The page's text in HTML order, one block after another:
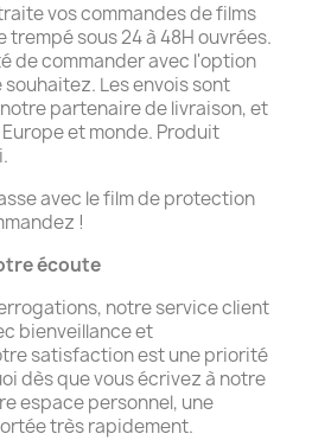
vos commandes de films
sous 24 à 48H ouvrées.
de commander avec l'option
souhaitez. Les envois sont
partenaire de livraison, et
et monde. Produit
avec le film de protection
!
écoute
notre service client
bienveillance et
satisfaction est une priorité
dès que vous écrivez à notre
espace personnel, une
très rapidement.